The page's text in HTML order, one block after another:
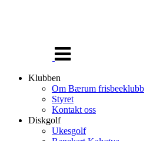
navigasjon
Klubben
Om Bærum frisbeeklubb
Styret
Kontakt oss
Diskgolf
Ukesgolf